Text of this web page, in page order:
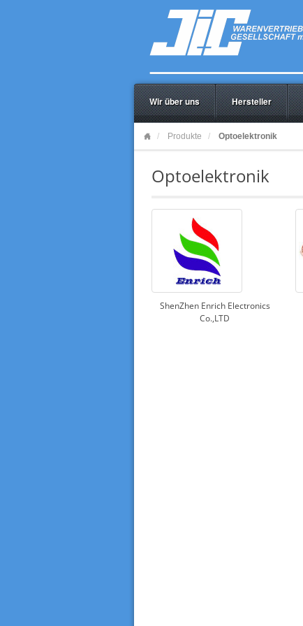
Wir über uns Hersteller
Produkte Optoelektronik
Optoelektronik
ShenZhen Enrich Electronics
Co.,LTD